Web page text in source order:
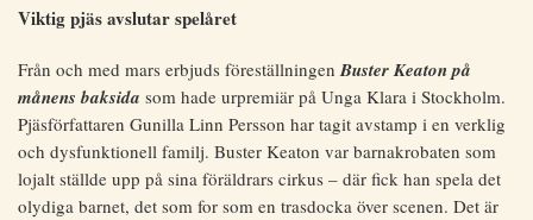
Viktig pjäs avslutar spelåret
Från och med mars erbjuds föreställningenBuster Keaton på
månens baksida som hade urpremiär på Unga Klara i Stockholm.
Pjäsförfattaren Gunilla Linn Persson har tagit avstamp i en verklig
och dysfunktionell familj. Buster Keaton var barnakrobaten som
lojalt ställde upp på sina föräldrars cirkus – där fick han spela det
olydiga barnet, det som for som en trasdocka över scenen. Det är